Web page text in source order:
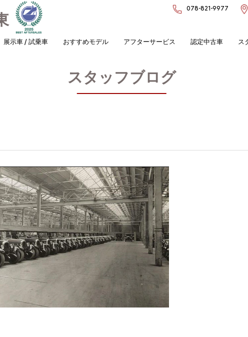
078-821-9977
展示車 / 試乗車 おすすめモデル アフターサービス 認定中古車 ス
スタッフブログ